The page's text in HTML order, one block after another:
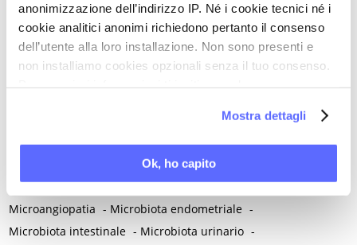
anonimizzazione dell’indirizzo IP. Né i cookie tecnici né i
cookie analitici anonimi richiedono pertanto il consenso
dell’utente alla loro installazione. Non sono presenti e
non installiamo cookies opzionali senza il tuo consenso.
Mostra dettagli
Ok, ho capito
Medicina di precisione -Medicina occidentale -
Medicina rigenerativa -Medicina tradizionale cinese -
Medico di famiglia - Meditazione -Melanosi vulvare -
Memoria morale
Menopausa precoce -
Menopausa temporanea preoperatoria -
Menopausa temporanea terapeutica -
Mestruazione retrograda -Metabolismo -Mialgia -
Microangiopatia - Microbiota endometriale -
Microbiota intestinale - Microbiota urinario -